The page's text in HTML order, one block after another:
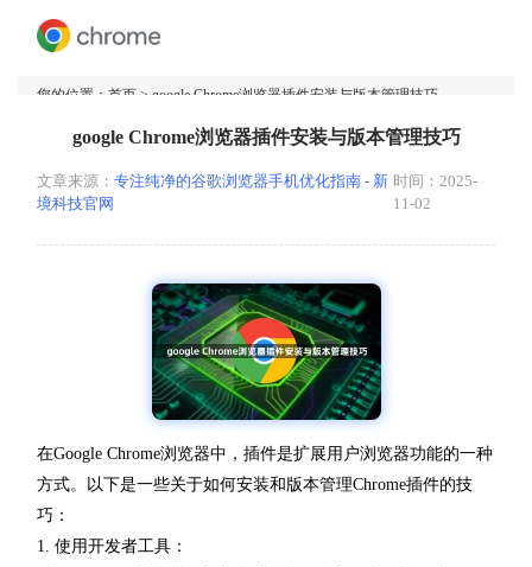
您的位置： 首页 > google Chrome浏览器插件安装与版本管理技巧
google Chrome浏览器插件安装与版本管理技巧
文章来源： 专注纯净的谷歌浏览器手机优化指南 - 新
境科技官网
时间：2025-
11-02
在Google Chrome浏览器中，插件是扩展用户浏览器功能的一种
方式。以下是一些关于如何安装和版本管理Chrome插件的技
巧：
1. 使用开发者工具：